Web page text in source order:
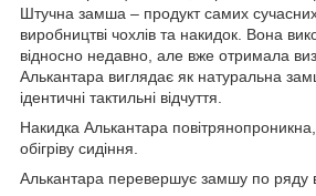
Штучна замша – продукт самих сучасних
виробництві чохлів та накидок. Вона
відносно недавно, але вже отримала
Алькантара виглядає як натуральна
ідентичні тактильні відчуття.
Накидка Алькантара
обігріву сидіння.
Алькантара перевершує замшу по ряду